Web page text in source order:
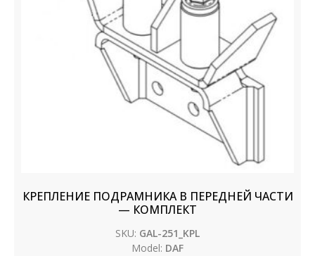
КРЕПЛЕНИЕ ПОДРАМНИКА В ПЕРЕДНЕЙ ЧАСТИ
— КОМПЛЕКТ
SKU: GAL-251_KPL
Model: DAF